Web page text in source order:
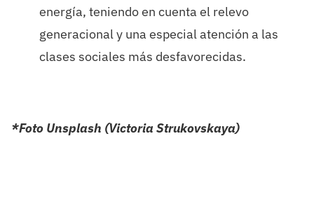
energía, teniendo en cuenta el relevo
generacional y una especial atención a las
clases sociales más desfavorecidas.
*Foto Unsplash (Victoria Strukovskaya)